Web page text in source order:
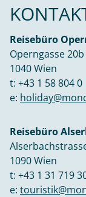
Reisebüro
Operngasse 20b
1040 Wien
t: +43 1 58 804 0
e:
Reisebüro
1090 Wien
t: +43 1 31 719
e: